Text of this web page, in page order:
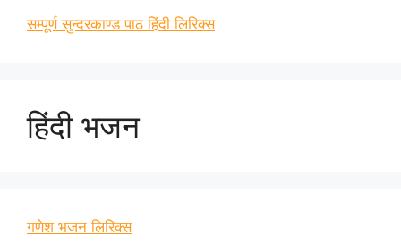
सम्पूर्ण सुन्दरकाण्ड पाठ हिंदी लिरिक्स
हिंदी भजन
गणेश भजन लिरिक्स